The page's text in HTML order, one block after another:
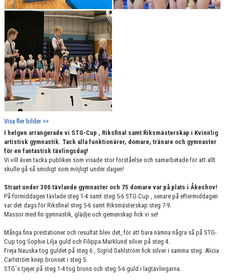
Visa fler bilder >>
I helgen arrangerade vi STG-Cup , Riksfinal samt Riksmästerskap i Kvinnlig
artistisk gymnastik. Tack alla funktionärer, domare, tränare och gymnaster
för en fantastisk tävlingsdag!
Vi vill även tacka publiken som visade stor förståelse och samarbetade för att allt
skulle gå så smidigt som möjligt under dagen!
Straxt under 300 tävlande gymnaster och 75 domare var på plats i Åkeshov!
På förmiddagen tävlade steg 1-4 samt steg 5-6 STG Cup , senare på eftermiddagen
var det dags för Riksfinal steg 5-6 samt Riksmästerskap steg 7-9.
Massor med fin gymnastik, glädje och gemenskap fick vi se!
Många fina prestationer och resultat blev det, för att bara nämna några så på STG-
Cup tog Sophie Lilja guld och Filippa Marklund silver på steg 4.
Freja Nauska tog guldet på steg 6 , Sigrid Dahlström fick silver i samma steg. Alicia
Carlström knep bronset i steg 5.
STG´s tjejer på steg 1-4 tog brons och steg 5-6 guld i lagtävlingarna.